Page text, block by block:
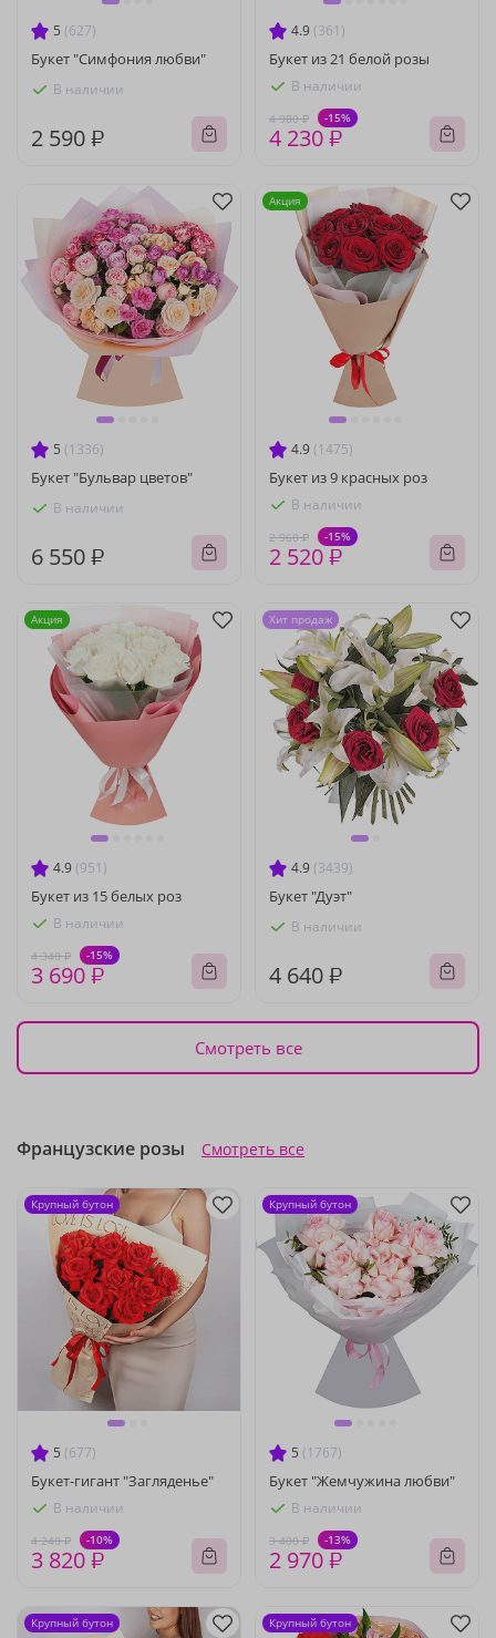
5 (627)
Букет "Симфония любви"
В наличии
2 590 ₽
4.9 (361)
Букет из 21 белой розы
В наличии
4 980 ₽ -15%
4 230 ₽
5 (1336)
Букет "Бульвар цветов"
В наличии
6 550 ₽
4.9 (1475)
Букет из 9 красных роз
В наличии
2 960 ₽ -15%
2 520 ₽
Акция
4.9 (951)
Букет из 15 белых роз
В наличии
4 340 ₽ -15%
3 690 ₽
Акция
4.9 (3439)
Букет "Дуэт"
В наличии
4 640 ₽
Хит продаж
Смотреть все
Французские розы Смотреть все
5 (677)
Букет-гигант "Загляденье"
В наличии
4 240 ₽ -10%
3 820 ₽
Крупный бутон
5 (1767)
Букет "Жемчужина любви"
В наличии
3 400 ₽ -13%
2 970 ₽
Крупный бутон
Крупный бутон Крупный бутон